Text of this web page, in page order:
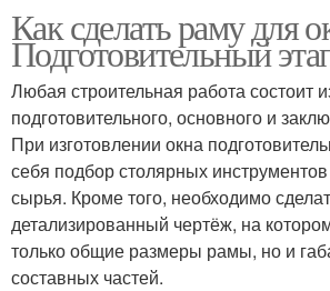
Как сделать раму для
Подготовительный
Любая строительная работа состоит
подготовительного, основного и
При изготовлении окна
себя подбор столярных
сырья. Кроме того, необходимо
детализированный чертёж, на
только общие размеры рамы, но и
составных частей.